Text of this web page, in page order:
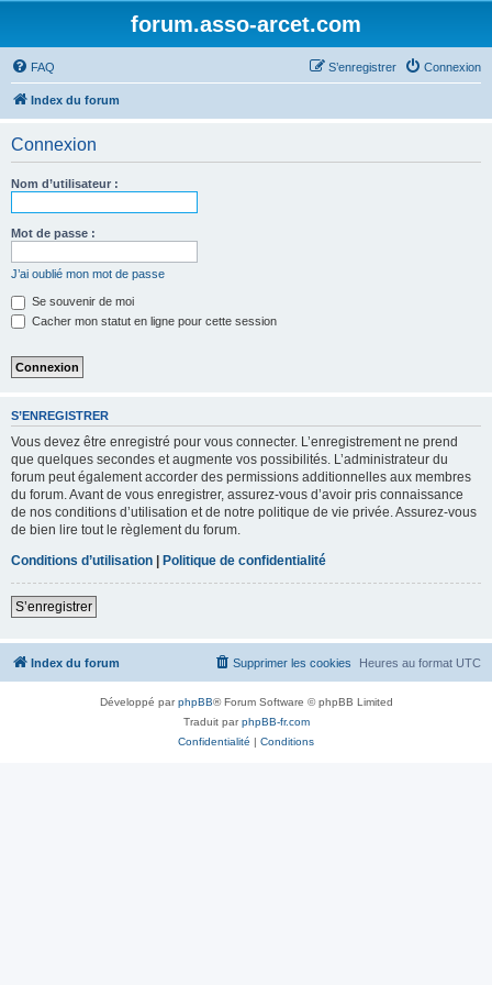
forum.asso-arcet.com
FAQ Connexion
S’enregistrer
Index du forum
Connexion
Nom d’utilisateur :
Mot de passe :
J’ai oublié mon mot de passe
Se souvenir de moi
Cacher mon statut en ligne pour cette session
S’ENREGISTRER
Vous devez être enregistré pour vous connecter. L’enregistrement ne prend
que quelques secondes et augmente vos possibilités. L’administrateur du
forum peut également accorder des permissions additionnelles aux membres
du forum. Avant de vous enregistrer, assurez-vous d’avoir pris connaissance
de nos conditions d’utilisation et de notre politique de vie privée. Assurez-vous
de bien lire tout le règlement du forum.
Conditions d’utilisation | Politique de confidentialité
S’enregistrer
Index du forum Heures au format UTC
Supprimer les cookies
Développé parphpBB® Forum Software © phpBB Limited
Traduit parphpBB-fr.com
Confidentialité | Conditions